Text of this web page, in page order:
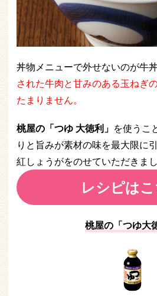
丼物メニューで外せないのが牛丼
された牛肉と甘みのある玉ねぎ
たまりません。
桃屋の「つゆ 大徳利」 を使うこ
りと旨みが素材の味を最大限に
紅しょうがをのせていただきまし
レシピは
桃屋の「つゆ大